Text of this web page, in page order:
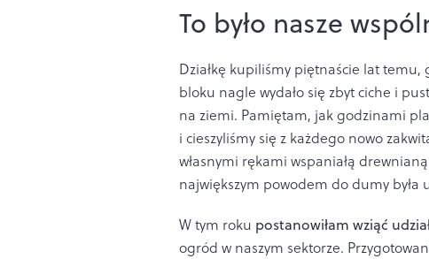
To było nasze
Działkę kupiliśmy piętnaście lat temu,
bloku nagle wydało się zbyt ciche i
na ziemi. Pamiętam, jak godzinami
i cieszyliśmy się z każdego nowo
własnymi rękami wspaniałą
największym powodem do dumy była
W tym roku postanowiłam wziąć
ogród w naszym sektorze.